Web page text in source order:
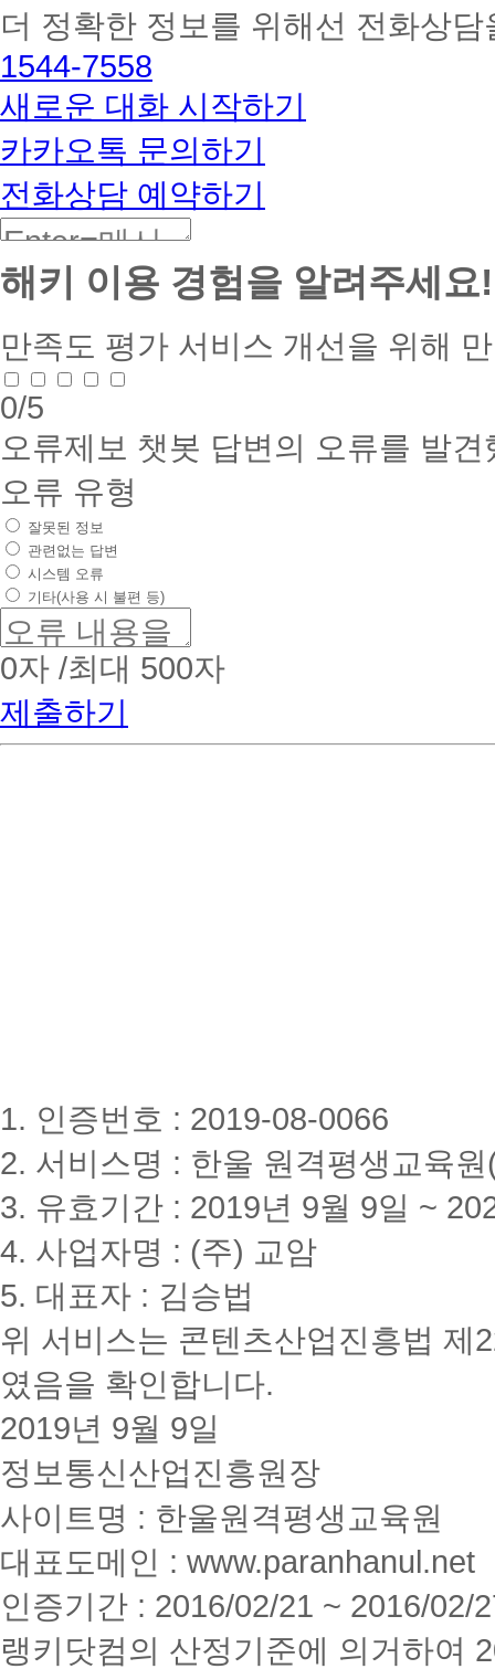
토
커
BETA
더 정확한 정보를 위해선 전화상
1544-7558
새로운 대화 시작하기
카카오톡 문의하기
전화상담 예약하기
해키 이용 경험을 알려주세요!
만족도 평가 서비스 개선을 위해
0/5
오류제보 챗봇 답변의 오류를 발
오류 유형
잘못된 정보
관련없는 답변
시스템 오류
기타(사용 시 불편 등)
0자 /최대 500자
제출하기
1. 인증번호 : 2019-08-0066
2. 서비스명 : 한울 원격평생교육
3. 유효기간 : 2019년 9월 9일 ~
4. 사업자명 : (주) 교암
5. 대표자 : 김승법
위 서비스는 콘텐츠산업진흥법 제
였음을 확인합니다.
2019년 9월 9일
정보통신산업진흥원장
사이트명 : 한울원격평생교육원
대표도메인 : www.paranhanul.net
인증기간 : 2016/02/21 ~ 2016/02/
랭키닷컴의 산정기준에 의거하여